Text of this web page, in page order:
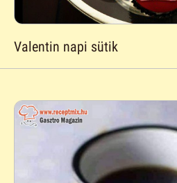
Valentin napi sütik